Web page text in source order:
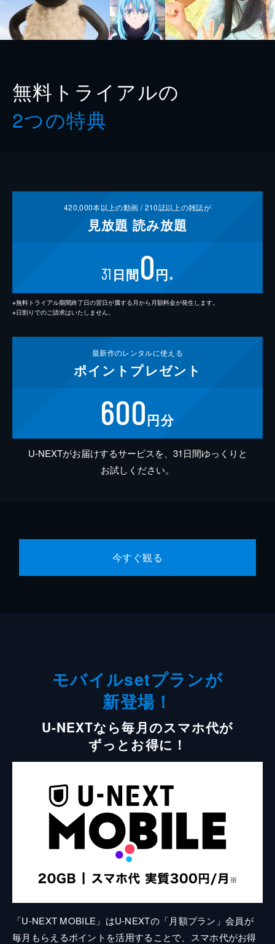
無料トライアルの
2つの特典
420,000本以上の動画 /210誌以上の雑誌が
見放題 読み放題
31 日間0円 ※
※無料トライアル期間終了日の翌日が属する月から月額料金が発生します。
※日割りでのご請求はいたしません。
最新作のレンタルに使える
ポイント プレゼント
600円分
U-NEXTがお届けするサービスを、31日間ゆっくりと
お試しください。
今すぐ観る
モバイルsetプランが
新登場！
U-NEXTなら毎月のスマホ代が
ずっとお得に！
「U-NEXT MOBILE」はU-NEXTの「月額プラン」会員が
毎月もらえるポイントを活用することで、スマホ代がお得